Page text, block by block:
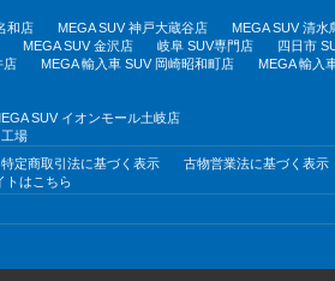
和店 MEGA SUV 神戸大蔵谷店
MEGA SUV 清水
MEGA SUV 金沢店 岐阜 SUV専門店 四日市
店 MEGA 輸入車 SUV 岡崎昭和町店
MEGA 輸入
SUV イオンモール土岐店
場
特定商取引法に基づく表示
古物営業法に基づく表示
トはこちら